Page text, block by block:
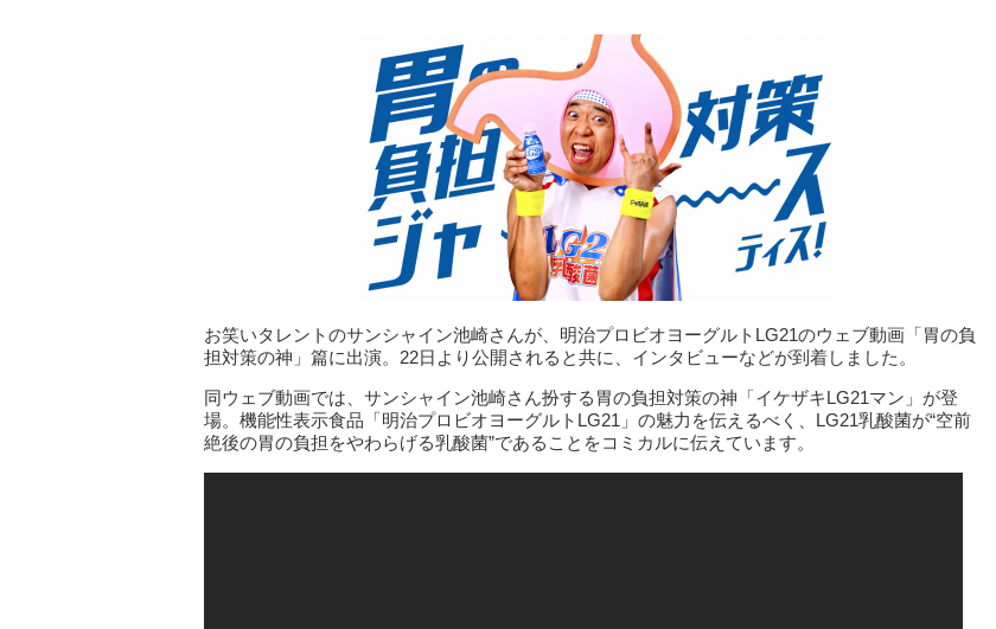
お笑いタレントのサンシャイン池崎さんが、明治プロビオヨーグルトLG21のウェブ動画「胃の負
担対策の神」篇に出演。22日より公開されると共に、インタビューなどが到着しました。
同ウェブ動画では、サンシャイン池崎さん扮する胃の負担対策の神「イケザキLG21マン」が登
場。機能性表示食品「明治プロビオヨーグルトLG21」の魅力を伝えるべく、LG21乳酸菌が“空前
絶後の胃の負担をやわらげる乳酸菌”であることをコミカルに伝えています。